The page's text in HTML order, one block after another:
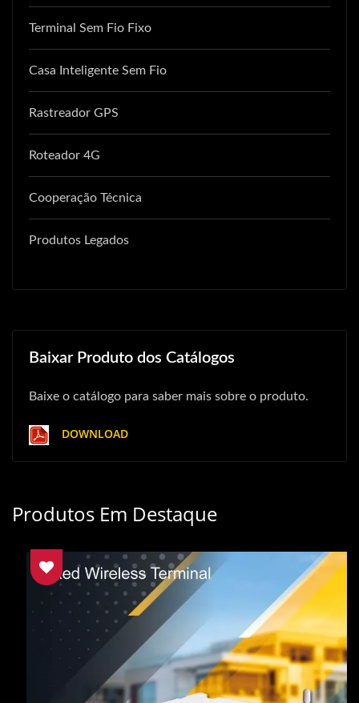
Terminal Sem Fio Fixo
Casa Inteligente Sem Fio
Rastreador GPS
Roteador 4G
Cooperação Técnica
Produtos Legados
Baixar Produto dos Catálogos
Baixe o catálogo para saber mais sobre o produto.
DOWNLOAD
Produtos Em Destaque